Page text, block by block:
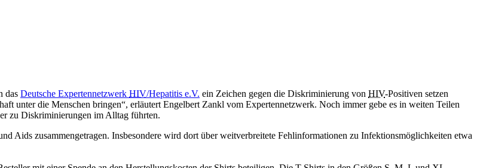
das Deutsche Expertennetzwerk HIV/Hepatitis e.V. ein Zeichen gegen die Diskriminierung von HIV-Positiven setzen
unter die Menschen bringen“, erläutert Engelbert Zankl vom Expertennetzwerk. Noch immer gebe es in weiten Teilen
zu Diskriminierungen im Alltag führten.
Aids zusammengetragen. Insbesondere wird dort über weitverbreitete Fehlinformationen zu Infektionsmöglichkeiten etwa